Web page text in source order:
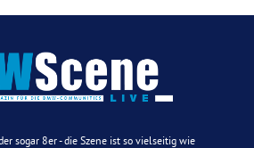
sogar 8er - die Szene ist so vielseitig wie